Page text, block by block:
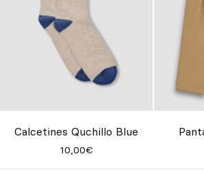
Calcetines Quchillo Blue
10,00€